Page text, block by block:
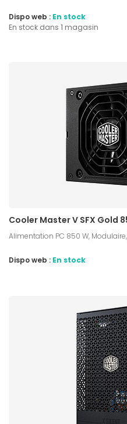
Dispo web : En stock
En stock dans 1 magasin
Cooler Master V SFX Gold
Alimentation PC 850 W,
Dispo web : En stock